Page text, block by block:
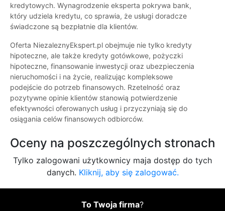
kredytowych. Wynagrodzenie eksperta pokrywa bank,
który udziela kredytu, co sprawia, że usługi doradcze
świadczone są bezpłatnie dla klientów.
Oferta NiezaleznyEkspert.pl obejmuje nie tylko kredyty
hipoteczne, ale także kredyty gotówkowe, pożyczki
hipoteczne, finansowanie inwestycji oraz ubezpieczenia
nieruchomości i na życie, realizując kompleksowe
podejście do potrzeb finansowych. Rzetelność oraz
pozytywne opinie klientów stanowią potwierdzenie
efektywności oferowanych usług i przyczyniają się do
osiągania celów finansowych odbiorców.
Oceny na poszczególnych stronach
Tylko zalogowani użytkownicy maja dostęp do tych
danych. Kliknij, aby się zalogować.
To Twoja firma?